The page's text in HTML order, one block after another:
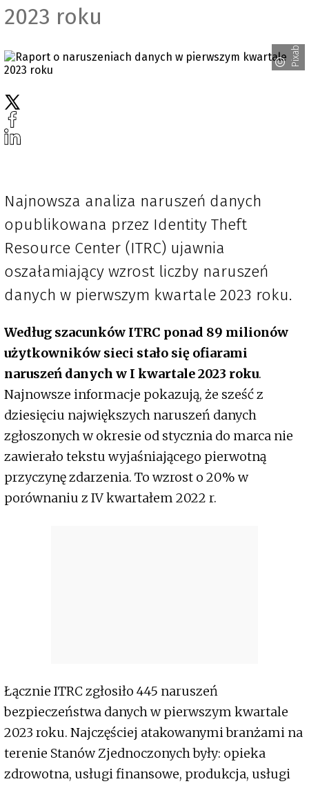
2023 roku
Pixabay
Najnowsza analiza naruszeń danych
opublikowana przez Identity Theft
Resource Center (ITRC) ujawnia
oszałamiający wzrost liczby naruszeń
danych w pierwszym kwartale 2023 roku.
Według szacunków ITRC ponad 89 milionów
użytkowników sieci stało się ofiarami
naruszeń danych w I kwartale 2023 roku.
Najnowsze informacje pokazują, że sześć z
dziesięciu największych naruszeń danych
zgłoszonych w okresie od stycznia do marca nie
zawierało tekstu wyjaśniającego pierwotną
przyczynę zdarzenia. To wzrost o 20% w
porównaniu z IV kwartałem 2022 r.
Łącznie ITRC zgłosiło 445 naruszeń
bezpieczeństwa danych w pierwszym kwartale
2023 roku. Najczęściej atakowanymi branżami na
terenie Stanów Zjednoczonych były: opieka
zdrowotna, usługi finansowe, produkcja, usługi